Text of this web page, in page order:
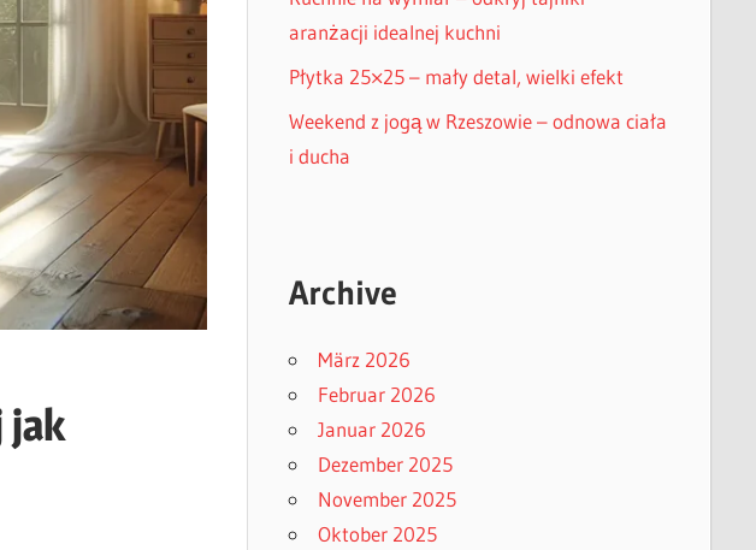
jak
aranżacji idealnej kuchni
Płytka 25×25 – mały detal, wielki efekt
Weekend z jogą w Rzeszowie – odnowa ciała
i ducha
Archive
März 2026
Februar 2026
Januar 2026
Dezember 2025
November 2025
Oktober 2025